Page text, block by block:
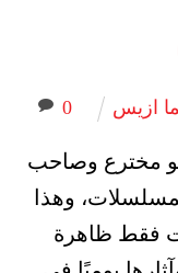
ازيس 0
مخترع وصاحب
وهذا
فقط ظاهرة